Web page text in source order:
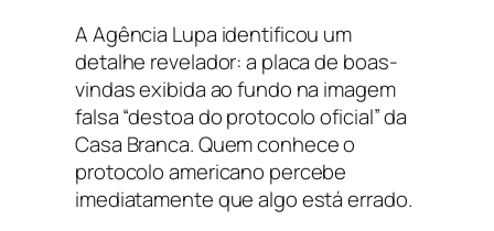
A Agência Lupa identificou um
detalhe revelador: a placa de boas-
vindas exibida ao fundo na imagem
falsa “destoa do protocolo oficial” da
Casa Branca. Quem conhece o
protocolo americano percebe
imediatamente que algo está errado.